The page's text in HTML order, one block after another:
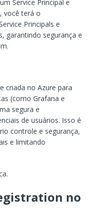
Service Principal e
você terá o
Principals e
garantindo segurança e
criada no Azure para
(como Grafana e
segura e
de usuários. Isso é
controle e segurança,
e limitando
no